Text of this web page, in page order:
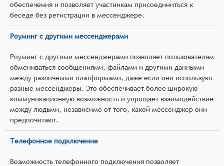
обеспечения и позволяет участникам присоединиться к
беседе без регистрации в мессенджере.
Роуминг с другими мессенджерами
Роуминг с другими мессенджерами позволяет пользователям
обмениваться сообщениями, файлами и другими данными
между различными платформами, даже если они используют
разные мессенджеры. Это обеспечивает более широкую
коммуникационную возможность и упрощает взаимодействие
между людьми, независимо от того, какой мессенджер они
предпочитают.
Телефонное подключение
Возможность телефонного подключения позволяет